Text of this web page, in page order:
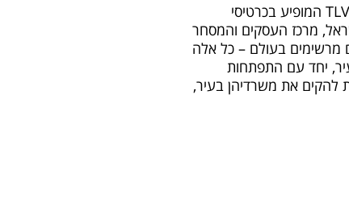
בעיני רבים בעולם תל אביב היא ישראל וישראל היא תל אביב. ייתכן שהדבר נובע בעיקר מהסימול TLV המופיע בכרטיסי
מרכז העסקים והמסחר
מרשימים בעולם – כל אלה
יחד עם התפתחות
להקים את משרדיהן בעיר,